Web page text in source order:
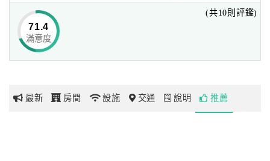
網
玩
71.4
滿意度
(共10則評鑑)
最新 房間 設施 交通 說明 推薦